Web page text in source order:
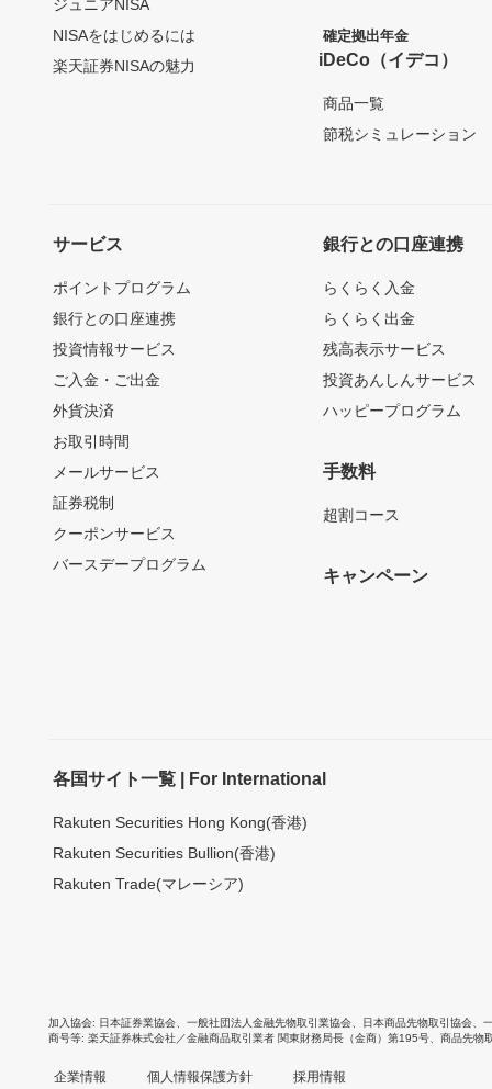
ジュニアNISA
NISAをはじめるには
楽天証券NISAの魅力
確定拠出年金
iDeCo（イデコ）
商品一覧
節税シミュレーション
サービス
ポイントプログラム
銀行との口座連携
投資情報サービス
ご入金・ご出金
外貨決済
お取引時間
メールサービス
証券税制
クーポンサービス
バースデープログラム
銀行との口座連携
らくらく入金
らくらく出金
残高表示サービス
投資あんしんサービス
ハッピープログラム
手数料
超割コース
キャンペーン
各国サイト一覧 | For International
Rakuten Securities Hong Kong(香港)
Rakuten Securities Bullion(香港)
Rakuten Trade(マレーシア)
加入協会 日本証券業協会 一般社団法人金融先物取引業協会 日本商品先物取引協会
商号等 楽天証券株式会社／金融商品取引業者 関東財務局長（金商）第195号、商品先物
企業情報 個人情報保護方針 採用情報